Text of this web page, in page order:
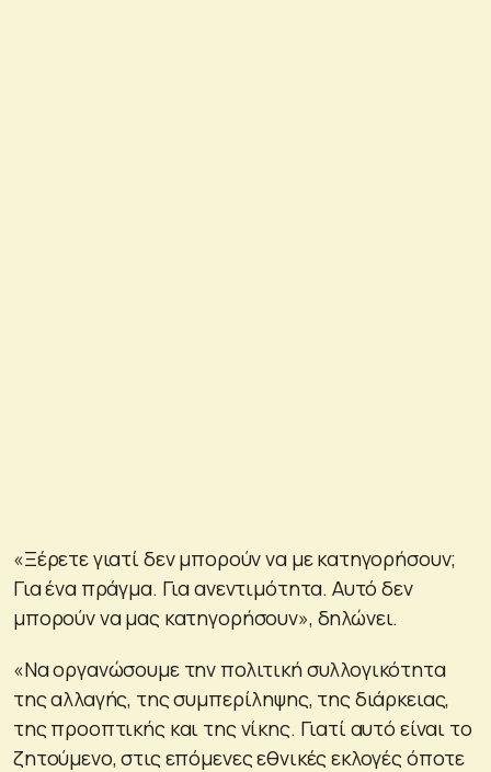
«Ξέρετε γιατί δεν μπορούν να με κατηγορήσουν;
Για ένα πράγμα. Για ανεντιμότητα. Αυτό δεν
μπορούν να μας κατηγορήσουν», δηλώνει.
«Να οργανώσουμε την πολιτική συλλογικότητα
της αλλαγής, της συμπερίληψης, της διάρκειας,
της προοπτικής και της νίκης. Γιατί αυτό είναι το
ζητούμενο, στις επόμενες εθνικές εκλογές όποτε